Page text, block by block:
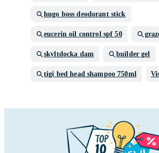
hugo boss deodorant stick
eucerin oil control spf 50
skyltdocka dam builder gel
tigi bed head shampoo 750ml